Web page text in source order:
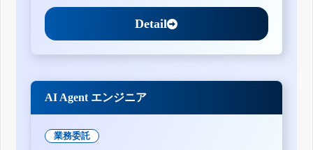
Detail
AI Agent エンジニア
業務委託